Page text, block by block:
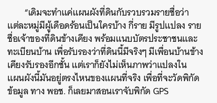
“เดิมจะทำแค่แผนผังที่ดินกับรวบรวมรายชื่อว่า
แต่ละหมู่มีผู้เดือดร้อนเป็นใครบ้าง กี่ราย มีรูปแปลง ราย
ชื่อเจ้าของที่ดินข้างเคียง พร้อมแนบบัตรประชาชนและ
ทะเบียนบ้าน เพื่อรับรองว่าที่ดินนี้มีจริงๆ มีเพื่อนบ้านข้าง
เคียงรับรองอีกชั้น แต่เราก็ยังไม่เห็นภาพว่าแปลงใน
แผนผังนี้มันอยู่ตรงไหนของแผนที่จริง เพื่อที่จะวัดพิกัด
ข้อมูล ทาง พอช. ก็เลยมาสอนเราจับพิกัด GPS